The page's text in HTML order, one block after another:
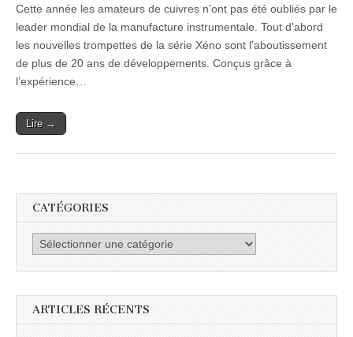
Francfort:
Yamaha
encore!
Cette année les amateurs de cuivres n’ont pas été oubliés par le
leader mondial de la manufacture instrumentale. Tout d’abord
les nouvelles trompettes de la série Xéno sont l’aboutissement
de plus de 20 ans de développements. Conçus grâce à
l’expérience…
Lire →
CATÉGORIES
Catégories
ARTICLES RÉCENTS